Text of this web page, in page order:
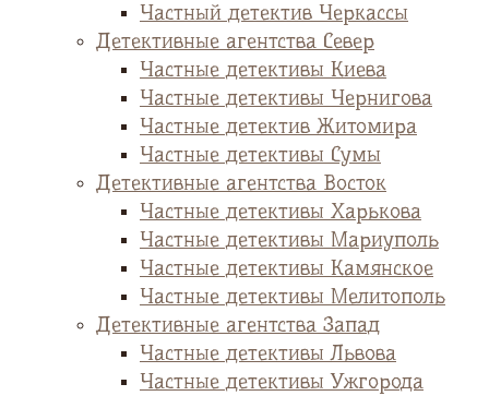
Частный детектив Черкассы
Детективные агентства Север
Частные детективы Киева
Частные детективы Чернигова
Частные детектив Житомира
Частные детективы Сумы
Детективные агентства Восток
Частные детективы Харькова
Частные детективы Мариуполь
Частные детективы Камянское
Частные детективы Мелитополь
Детективные агентства Запад
Частные детективы Львова
Частные детективы Ужгорода